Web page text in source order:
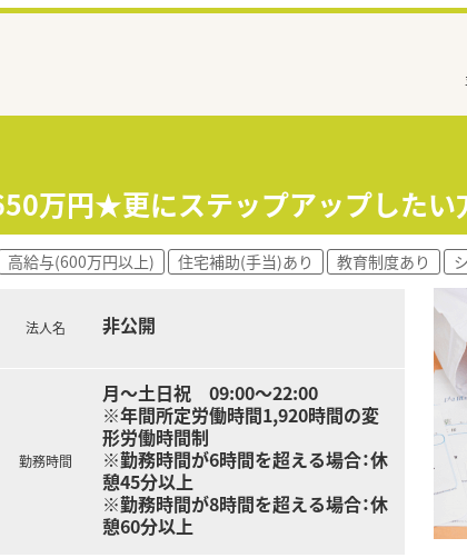
万円★更にステップアップしたい
高給与(600万円以上) 住宅補助(手当)あり 教育制度あり
法人名 非公開
勤務時間
月～土日祝 09:00～22:00
※年間所定労働時間1,920時間の変
形労働時間制
※勤務時間が6時間を超える場合：休
憩45分以上
※勤務時間が8時間を超える場合：休
憩60分以上